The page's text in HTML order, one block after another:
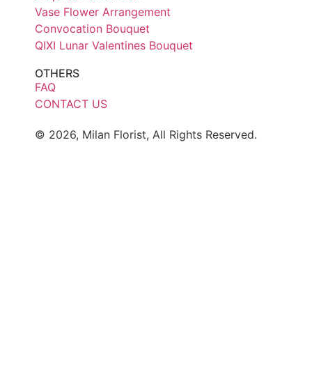
Vase Flower Arrangement
Convocation Bouquet
QIXI Lunar Valentines Bouquet
OTHERS
FAQ
CONTACT US
© 2026, Milan Florist, All Rights Reserved.